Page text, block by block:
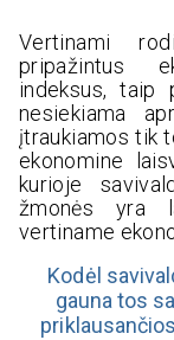
Vertinami
pripažintus
indeksus, taip
nesiekiama
įtraukiamos tik
ekonomine
kurioje
žmonės yra
vertiname
Kodėl
gauna tos